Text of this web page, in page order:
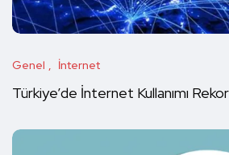
Genel İnternet
Türkiye’de İnternet Kullanımı Rekor